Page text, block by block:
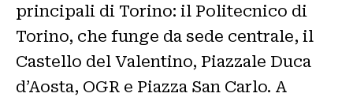
principali di Torino: il Politecnico di
Torino, che funge da sede centrale, il
Castello del Valentino, Piazzale Duca
d’Aosta, OGR e Piazza San Carlo. A